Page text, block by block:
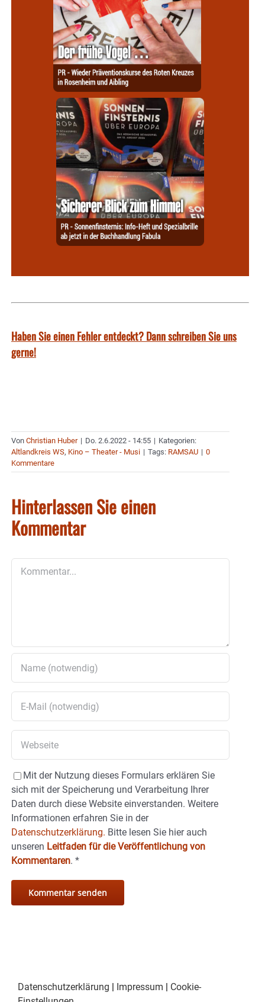
Haben Sie einen Fehler entdeckt? Dann schreiben Sie uns
gerne!
Von Christian Huber | Do. 2.6.2022 - 14:55 | Kategorien:
Altlandkreis WS, Kino – Theater - Musi | Tags: RAMSAU | 0
Kommentare
Hinterlassen Sie einen
Kommentar
Mit der Nutzung dieses Formulars erklären Sie
sich mit der Speicherung und Verarbeitung Ihrer
Daten durch diese Website einverstanden. Weitere
Informationen erfahren Sie in der
Datenschutzerklärung. Bitte lesen Sie hier auch
unseren Leitfaden für die Veröffentlichung von
Kommentaren. *
Datenschutzerklärung | Impressum | Cookie-